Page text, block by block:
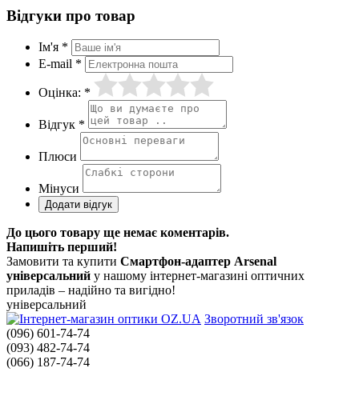
Відгуки про товар
Ім'я *
E-mail *
Оцінка: *
Відгук *
Плюси
Мінуси
До цього товару ще немає коментарів.
Напишіть перший!
Замовити та купити Смартфон-адаптер Arsenal
універсальний у нашому інтернет-магазині оптичних
приладів – надійно та вигідно!
універсальний
Зворотний зв'язок
(096) 601-74-74
(093) 482-74-74
(066) 187-74-74